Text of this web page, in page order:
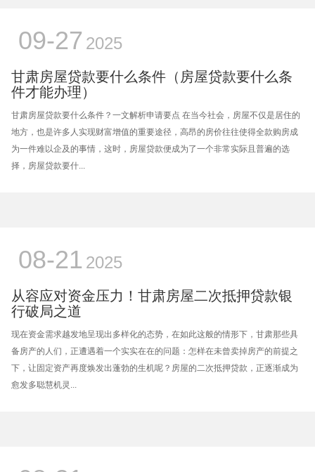
09-27 2025
甘肃房屋贷款要什么条件（房屋贷款要什么条
件才能办理）
甘肃房屋贷款要什么条件？一文解析申请要点 在当今社会，房屋不仅是居住的
地方，也是许多人实现财富增值的重要途径，高昂的房价往往使得全款购房成
为一件难以企及的事情，这时，房屋贷款便成为了一个非常实际且普遍的选
择，房屋贷款要什...
08-21 2025
从容应对资金压力！甘肃房屋二次抵押贷款银
行破局之道
现在资金需求越发地呈现出多样化的态势，在如此这般的情形下，甘肃那些具
备房产的人们，正遭遇着一个实实在在的问题：怎样在未曾卖掉房产的前提之
下，让固定资产再度焕发出蓬勃的生机呢？房屋的二次抵押贷款，正逐渐成为
愈发多聪慧机灵...